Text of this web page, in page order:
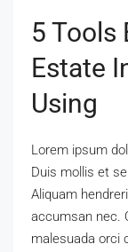
5 Tools
Estate
Using
Lorem ipsum
Duis mollis et
Aliquam
accumsan nec.
malesuada orci